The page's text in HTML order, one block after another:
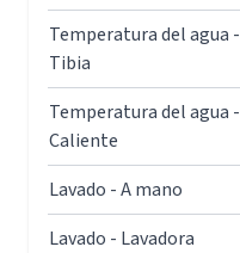
Temperatura del agua -
Tibia
Temperatura del agua -
Caliente
Lavado - A mano
Lavado - Lavadora